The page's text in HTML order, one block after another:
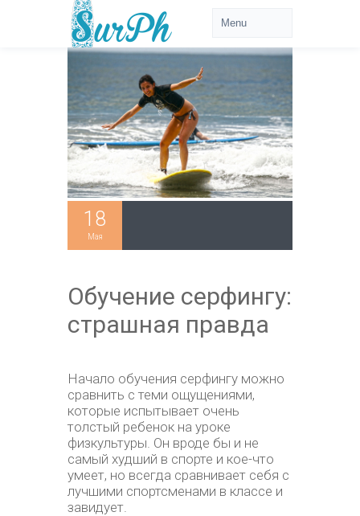
18
Мая
Обучение серфингу:
страшная правда
Начало обучения серфингу можно
сравнить с теми ощущениями,
которые испытывает очень
толстый ребенок на уроке
физкультуры. Он вроде бы и не
самый худший в спорте и кое-что
умеет, но всегда сравнивает себя с
лучшими спортсменами в классе и
завидует.